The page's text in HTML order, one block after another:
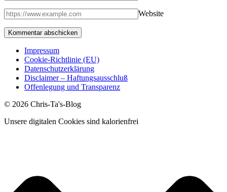
Website
Impressum
Cookie-Richtlinie (EU)
Datenschutzerklärung
Disclaimer – Haftungsausschluß
Offenlegung und Transparenz
© 2026 Chris-Ta's-Blog
Unsere digitalen Cookies sind kalorienfrei